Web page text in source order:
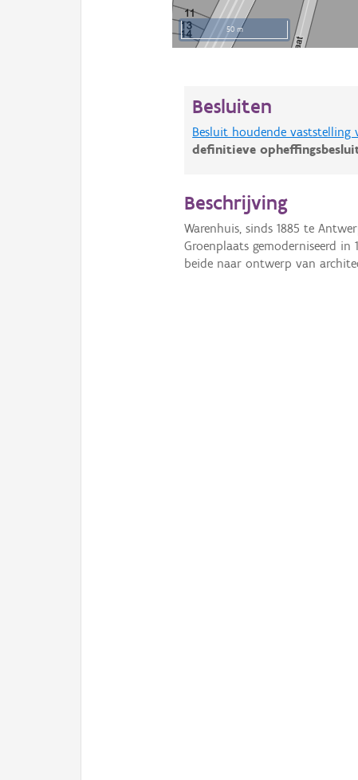
50 m
Besluiten
Besluit houdende
definitieve
Beschrijving
Warenhuis, sinds 1885 te
Groenplaats gemoderniseerd in
beide naar ontwerp van